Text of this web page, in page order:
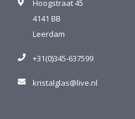
Hoogstraat 45
4141 BB
Leerdam
+31(0)345-637599
kristalglas@live.nl